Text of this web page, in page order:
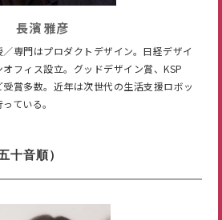
長濱 雅彦
専門はプロダクトデザイン。日経デザイ
フィス設立。グッドデザイン賞、KSP
賞多数。近年は次世代の生活支援ロボッ
ている。
十音順）